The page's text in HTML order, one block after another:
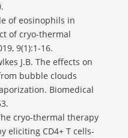
of eosinophils in
of cryo-thermal
9(1):1-16.
J.B. The effects on
bubble clouds
Biomedical
cryo-thermal therapy
eliciting CD4+ T cells-